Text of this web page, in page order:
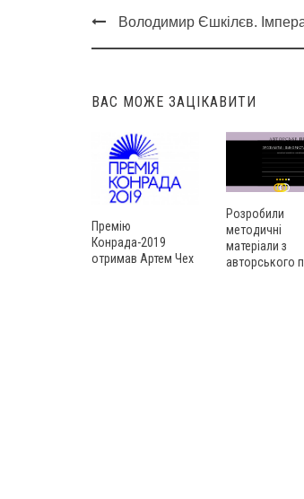
Post
Володимир Єшкілєв.
ВАС МОЖЕ ЗАЦІКАВИТИ
Премію
Конрада-2019
отримав Артем Чех
Розробили
методичні
матеріали з
авторського